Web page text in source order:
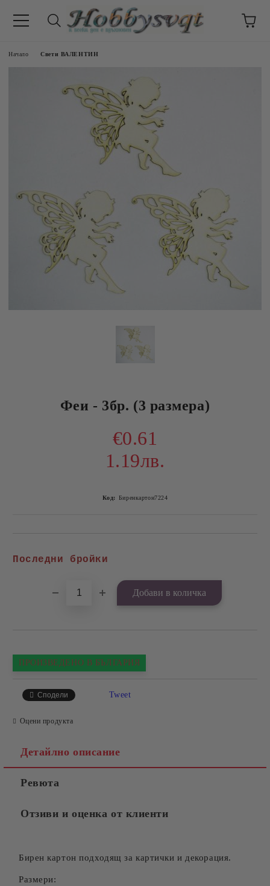
Начало Свети ВАЛЕНТИН
Феи - 3бр. (3 размера)
€0.61
1.19лв.
Код: Биренкартон7224
Последни бройки
ПРОИЗВЕДЕНО В БЪЛГАРИЯ
Сподели Tweet
Оцени продукта
Детайлно описание
Ревюта
Отзиви и оценка от клиенти
Бирен картон подходящ за картички и декорация.
Размери: